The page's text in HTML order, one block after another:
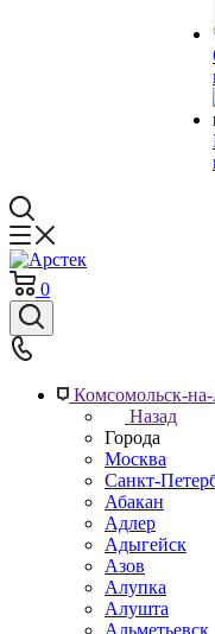
0
Комсомольск-
Назад
Города
Москва
Санкт-
Абакан
Адлер
Адыгейск
Азов
Алупка
Алушта
Альметьевск